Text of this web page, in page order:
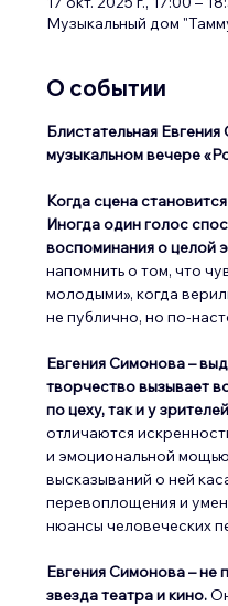
Музыкальный дом
О событии
Блистательная
музыкальном вечере
Когда сцена
Иногда один голос
воспоминания о целой
напомнить о том, что
молодыми», когда
не публично, но по-
Евгения Симонова –
творчество вызывает
по цеху, так и у
отличаются
и эмоциональной
высказываний о ней
перевоплощения и
нюансы человеческих
Евгения Симонова – не
звезда театра и кино.